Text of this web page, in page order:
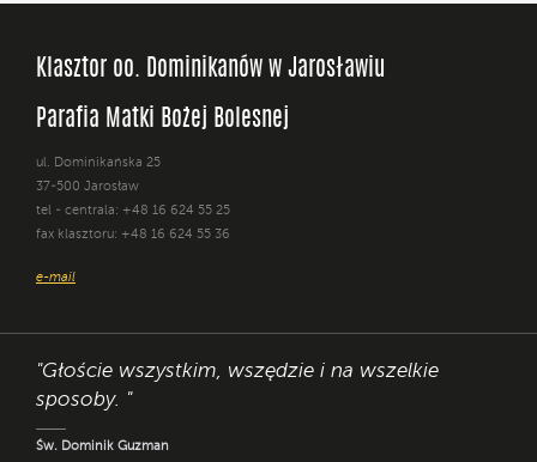
Klasztor oo. Dominikanów w Jarosławiu
Parafia Matki Bożej Bolesnej
ul. Dominikańska 25
37-500 Jarosław
tel - centrala: +48 16 624 55 25
fax klasztoru: +48 16 624 55 36
e-mail
"Głoście wszystkim, wszędzie i na wszelkie
sposoby. "
Św. Dominik Guzman